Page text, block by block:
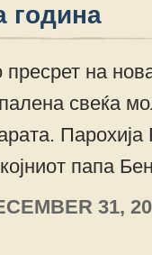
година
пресрет на
свеќа
папа
31,